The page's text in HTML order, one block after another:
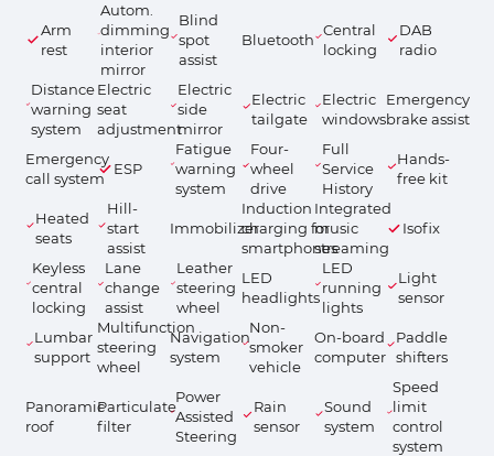
Arm
rest
Autom.
dimming
interior
mirror
Blind
spot
assist
Bluetooth
Central
locking
DAB
radio
Distance
warning
system
Electric
seat
adjustment
Electric
side
mirror
Electric
tailgate
Electric
windows
Emergency
brake assist
Emergency
call system
ESP
Fatigue
warning
system
Four-
wheel
drive
Full
Service
History
Hands-
free kit
Heated
seats
Hill-
start
assist
Immobilizer
Induction
charging for
smartphones
Integrated
music
streaming
Isofix
Keyless
central
locking
Lane
change
assist
Leather
steering
wheel
LED
headlights
LED
running
lights
Light
sensor
Lumbar
support
Multifunction
steering
wheel
Navigation
system
Non-
smoker
vehicle
On-board
computer
Paddle
shifters
Panoramic
roof
Particulate
filter
Power
Assisted
Steering
Rain
sensor
Sound
system
Speed
limit
control
system